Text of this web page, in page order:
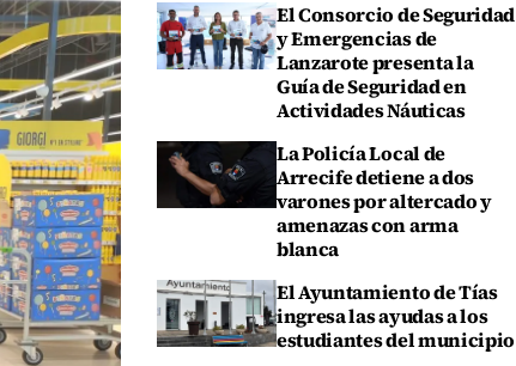
El Consorcio de Seguridad
y Emergencias de
Lanzarote presenta la
Guía de Seguridad en
Actividades Náuticas
La Policía Local de
Arrecife detiene a dos
varones por altercado y
amenazas con arma
blanca
El Ayuntamiento de Tías
ingresa las ayudas a los
estudiantes del municipio